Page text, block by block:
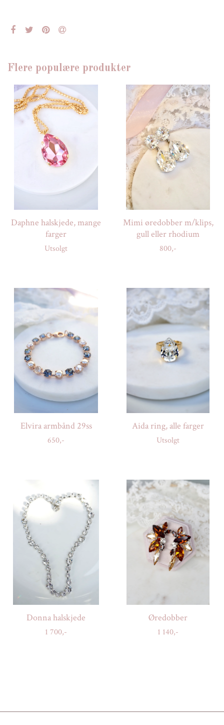
Flere populære produkter
Daphne halskjede, mange
farger
Utsolgt
Mimi øredobber m/klips,
gull eller rhodium
800,-
Elvira armbånd 29ss
650,-
Aida ring, alle farger
Utsolgt
Donna halskjede
1 700,-
Øredobber
1 140,-